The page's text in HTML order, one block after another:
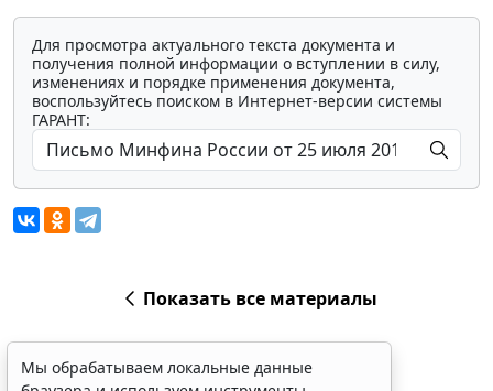
Для просмотра актуального текста документа и
получения полной информации о вступлении в силу,
изменениях и порядке применения документа,
воспользуйтесь поиском в Интернет-версии системы
ГАРАНТ:
Показать все материалы
Мы обрабатываем локальные данные